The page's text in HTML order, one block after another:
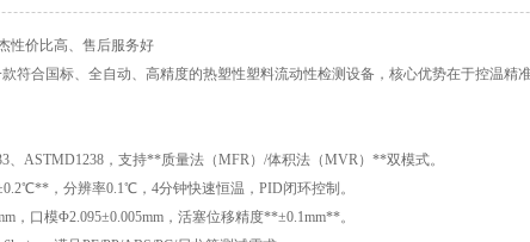
性价比高、售后服务好
符合国标、全自动、高精度的热塑性塑料流动性检测设备，核心优势在于控温精
、ASTMD1238，支持**质量法（MFR）/体积法（MVR）**双模式。
，分辨率0.1℃，4分钟快速恒温，PID闭环控制。
，口模Φ2.095±0.005mm，活塞位移精度**±0.1mm**。